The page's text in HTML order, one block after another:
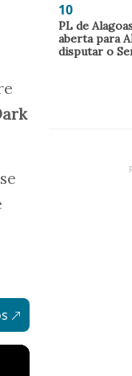
10
PL de
aberta para
disputar o